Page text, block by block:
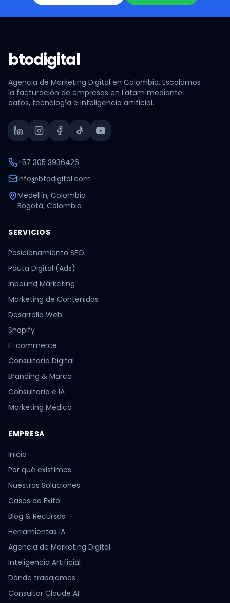
btodigital
Agencia de Marketing Digital en Colombia. Escalamos
la facturación de empresas en Latam mediante
datos, tecnología e inteligencia artificial.
+57 305 3936426
info@btodigital.com
Medellín, Colombia
Bogotá, Colombia
SERVICIOS
Posicionamiento SEO
Pauta Digital (Ads)
Inbound Marketing
Marketing de Contenidos
Desarrollo Web
Shopify
E-commerce
Consultoría Digital
Branding & Marca
Consultoría e IA
Marketing Médico
EMPRESA
Inicio
Por qué existimos
Nuestras Soluciones
Casos de Éxito
Blog & Recursos
Herramientas IA
Agencia de Marketing Digital
Inteligencia Artificial
Dónde trabajamos
Consultor Claude AI